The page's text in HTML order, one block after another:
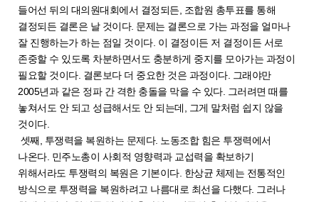
들어선 뒤의 대의원대회에서 결정되든, 조합원 총투표를 통해
결정되든 결론은 날 것이다. 문제는 결론으로 가는 과정을 얼마나
잘 진행하는가 하는 점일 것이다. 이 결정이든 저 결정이든 서로
존중할 수 있도록 차분하면서도 충분하게 중지를 모아가는 과정이
필요할 것이다. 결론보다 더 중요한 것은 과정이다. 그래야만
2005년과 같은 정파 간 격한 충돌을 막을 수 있다. 그러려면 때를
놓쳐서도 안 되고 성급해서도 안 되는데, 그게 말처럼 쉽지 않을
것이다.
셋째, 투쟁력을 복원하는 문제다. 노동조합 힘은 투쟁력에서
나온다. 민주노총이 사회적 영향력과 교섭력을 확보하기
위해서라도 투쟁력의 복원은 기본이다. 한상균 체제는 전통적인
방식으로 투쟁력을 복원하려고 나름대로 최선을 다했다. 그러나